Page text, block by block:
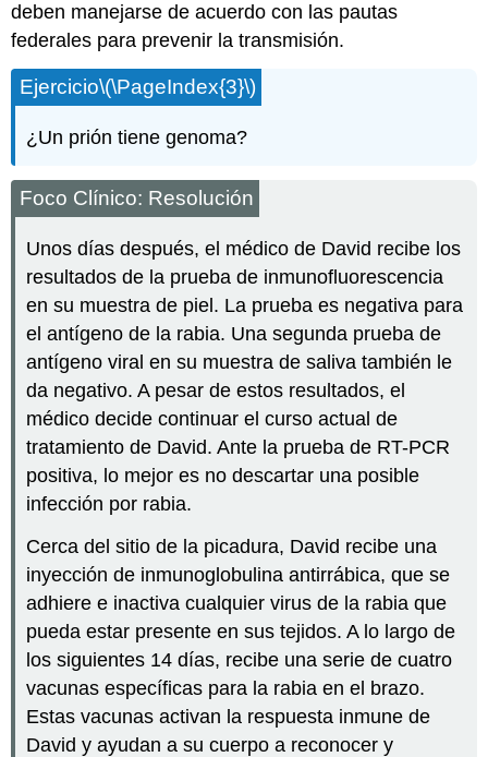
deben manejarse de acuerdo con las pautas
federales para prevenir la transmisión.
Ejercicio\(\PageIndex{3}\)
¿Un prión tiene genoma?
Foco Clínico: Resolución
Unos días después, el médico de David recibe los
resultados de la prueba de inmunofluorescencia
en su muestra de piel. La prueba es negativa para
el antígeno de la rabia. Una segunda prueba de
antígeno viral en su muestra de saliva también le
da negativo. A pesar de estos resultados, el
médico decide continuar el curso actual de
tratamiento de David. Ante la prueba de RT-PCR
positiva, lo mejor es no descartar una posible
infección por rabia.
Cerca del sitio de la picadura, David recibe una
inyección de inmunoglobulina antirrábica, que se
adhiere e inactiva cualquier virus de la rabia que
pueda estar presente en sus tejidos. A lo largo de
los siguientes 14 días, recibe una serie de cuatro
vacunas específicas para la rabia en el brazo.
Estas vacunas activan la respuesta inmune de
David y ayudan a su cuerpo a reconocer y